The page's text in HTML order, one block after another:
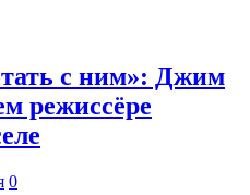
с ним»: Джим
режиссёре
0